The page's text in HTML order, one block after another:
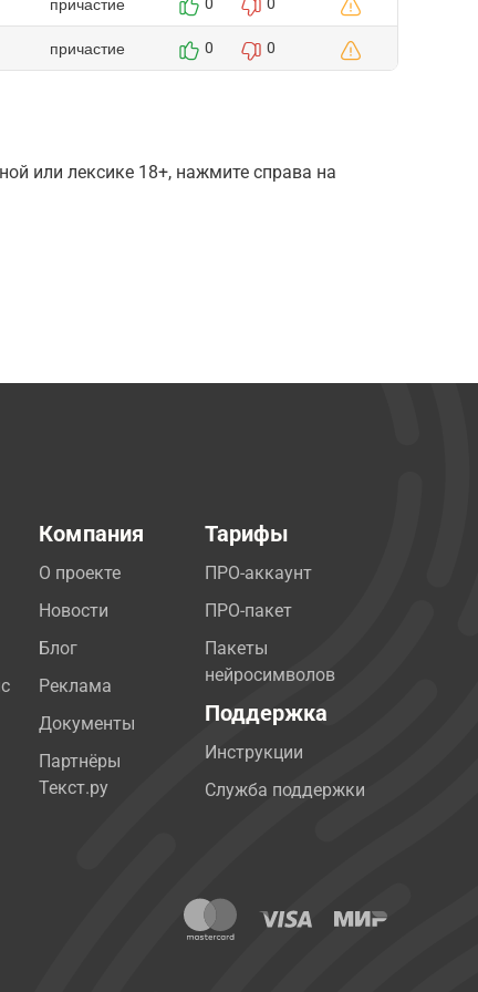
причастие 0 0
или лексике 18+, нажмите справа на
Компания
О проекте
Новости
Блог
Реклама
Документы
Партнёры
Текст.ру
Тарифы
ПРО-аккаунт
ПРО-пакет
Пакеты
нейросимволов
Поддержка
Инструкции
Служба поддержки